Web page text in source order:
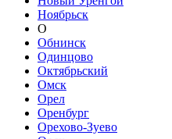
Ноябрьск
О
Обнинск
Одинцово
Октябрьский
Омск
Орел
Оренбург
Орехово-Зуево